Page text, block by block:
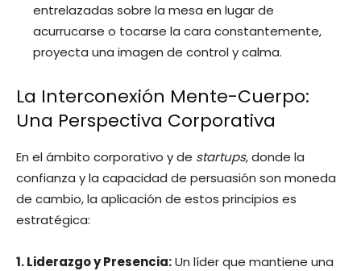
entrelazadas sobre la mesa en lugar de
acurrucarse o tocarse la cara constantemente,
proyecta una imagen de control y calma.
La Interconexión Mente-Cuerpo:
Una Perspectiva Corporativa
En el ámbito corporativo y de startups, donde la
confianza y la capacidad de persuasión son moneda
de cambio, la aplicación de estos principios es
estratégica:
1. Liderazgo y Presencia:Un líder que mantiene una